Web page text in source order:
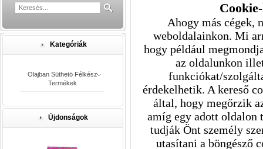
Kategóriák
Olajban Süthetö Félkész
Termékek
Újdonságok
Ahogy más cégek,
weboldalainkon. Mi
hogy például
az oldalunkon
funkciókat/
érdekelhetik. A kereső
által, hogy megőrzik
amíg egy adott oldalon
tudják Önt személy
utasítani a böngésző